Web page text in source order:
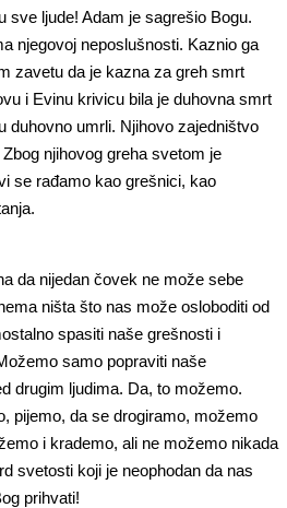
sve ljude! Adam je sagrešio Bogu.
njegovoj neposlušnosti. Kaznio ga
zavetu da je kazna za greh smrt
i Evinu krivicu bila je duhovna smrt
duhovno umrli. Njihovo zajedništvo
njihovog greha svetom je
se rađamo kao grešnici, kao
da nijedan čovek ne može sebe
ništa što nas može osloboditi od
spasiti naše grešnosti i
samo popraviti naše
drugim ljudima. Da, to možemo.
pijemo, da se drogiramo, možemo
i krademo, ali ne možemo nikada
svetosti koji je neophodan da nas
prihvati!